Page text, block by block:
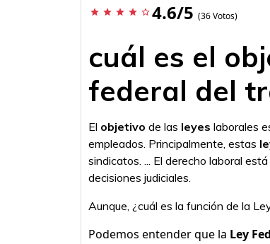
star star star star star_border 4.6/5 (36 Votos)
cuál es el
federal del
El objetivo de las leyes laborales
empleados. Principalmente, estas
sindicatos. ... El derecho laboral
decisiones judiciales.
Aunque, ¿cuál es la función de la
Podemos entender que la Ley